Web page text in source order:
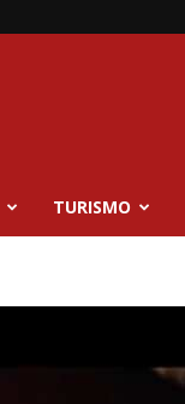
TURISMO